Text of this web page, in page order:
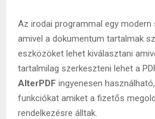
Az irodai programmal egy
amivel a dokumentum tartalmak
eszközöket lehet kiválasztani
tartalmilag szerkeszteni lehet a
AlterPDF ingyenesen
funkciókat amiket a fizetős
rendelkezésre álltak.